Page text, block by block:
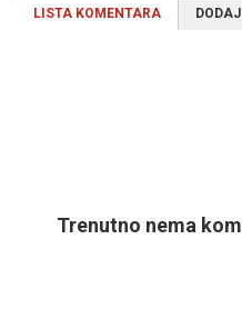
LISTA KOMENTARA
Trenutno nema